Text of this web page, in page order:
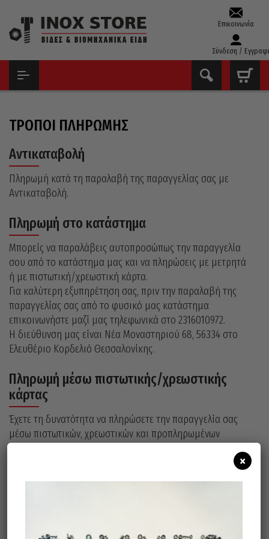
Επικοινωνία
Σύνδεση /
ΤΡΌΠΟΙ ΠΛΗΡΩΜΉΣ
Αντικαταβολή
Πληρωμή κατά τη παραλαβή της παραγγελίας σας με
Αντικαταβολή.
Πληρωμή στο κατάστημα
Μπορείς να παραλάβεις αυτοπροσώπως την παραγγελία
σου από το κατάστημα μας και να πληρώσεις με μετρητά
ή με πιστωτική/χρεωστική κάρτα.
Για καλύτερη εξυπηρέτηση σας, πριν την παραλαβή της
παραγγελίας σας από το φυσικό μας κατάστημα
επικοινωνήστε μαζί μας τηλεφωνικά στο 2316010972.
Η διεύθυνση μας είναι Νέα Mοναστηριού 68, 56334 στο
Ελευθέριο Κορδελιό Θεσσαλονίκης.
Πληρωμή μέσω πιστωτικής/χρεωστικής
κάρτας
Έχετε τη δυνατότητα να πληρώσετε την παραγγελία σας
μέσω πιστωτικών, χρεωστικών και προπληρωμένων
καρτών VISA, MASTERCARD, MAESTRO.
κάρτας, διεκπεραιώνονται μέσω της πλατφόρμας
×